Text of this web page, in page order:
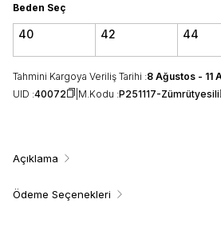
Beden Seç
40 42 44
Tahmini Kargoya Veriliş Tarihi :8 Ağustos - 11
UID :40072 M.Kodu :P251117-Zümrütyesili
Açıklama
Ödeme Seçenekleri